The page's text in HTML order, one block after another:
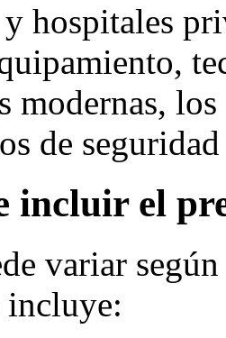
hospitales
modernas,
de
incluir el
variar
incluye: